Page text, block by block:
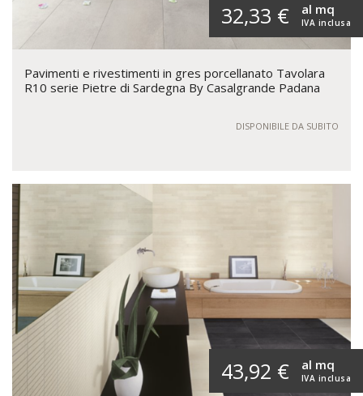
32,33 € IVA inclusa
al mq
Pavimenti e rivestimenti in gres porcellanato Tavolara
R10 serie Pietre di Sardegna By Casalgrande Padana
DISPONIBILE DA SUBITO
43,92 € IVA inclusa
al mq